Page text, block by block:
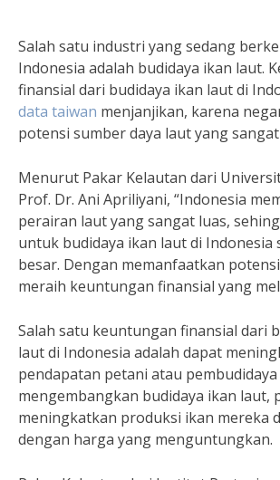
Salah satu industri yang sedang
Indonesia adalah budidaya ikan laut.
finansial dari budidaya ikan laut di
data taiwan menjanjikan, karena
potensi sumber daya laut yang
Menurut Pakar Kelautan dari
Prof. Dr. Ani Apriliyani, “Indonesia
perairan laut yang sangat luas,
untuk budidaya ikan laut di Indonesia
besar. Dengan memanfaatkan
meraih keuntungan finansial yang
Salah satu keuntungan finansial dari
laut di Indonesia adalah dapat
pendapatan petani atau
mengembangkan budidaya ikan laut,
meningkatkan produksi ikan mereka
dengan harga yang menguntungkan.